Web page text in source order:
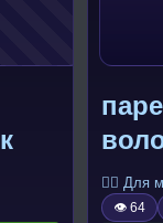
🧍‍♂️ Для
👁 64